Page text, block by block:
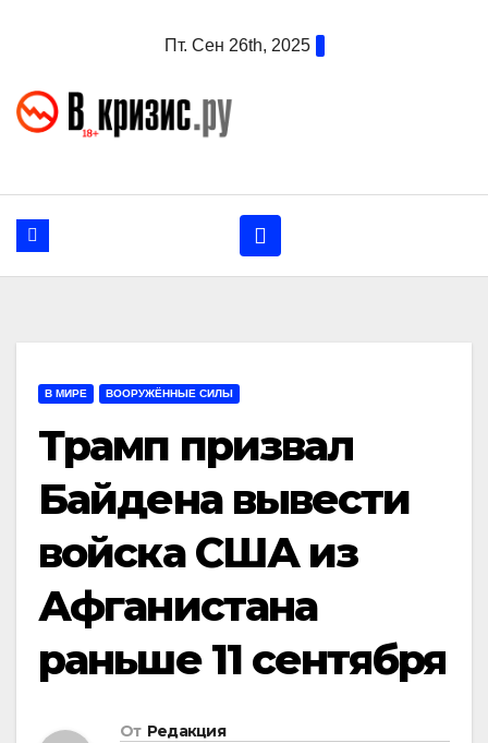
Пт. Сен 26th, 2025
В МИРЕ ВООРУЖЁННЫЕ СИЛЫ
Трамп призвал
Байдена вывести
войска США из
Афганистана
раньше 11 сентября
От Редакция